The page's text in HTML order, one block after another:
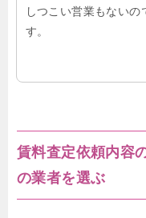
しつこい営業もないの
す。
賃料査定依頼内容
の業者を選ぶ